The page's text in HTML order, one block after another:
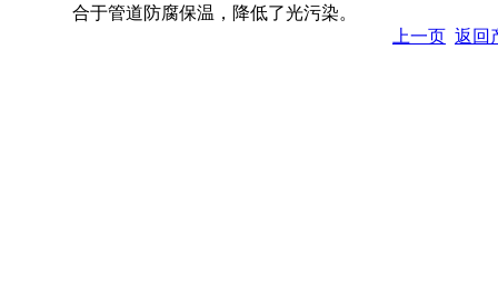
合于管道防腐保温，降低了光污染。
上一页 返回